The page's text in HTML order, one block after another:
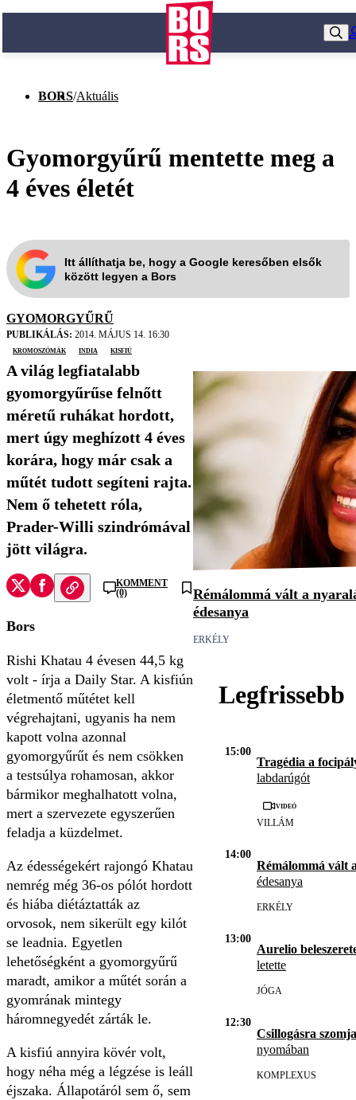
BORS/Aktuális
Gyomorgyűrű mentette meg a
4 éves életét
Itt állíthatja be, hogy a Google keresőben elsők
között legyen a Bors
GYOMORGYŰRŰ
PUBLIKÁLÁS: 2014. MÁJUS 14. 16:30
kromoszómák
India kisfiú
A világ legfiatalabb
gyomorgyűrűse felnőtt
méretű ruhákat hordott,
mert úgy meghízott 4 éves
korára, hogy már csak a
műtét tudott segíteni rajta.
Nem ő tehetett róla,
Prader-Willi szindrómával
jött világra.
KOMMENT
(0)
Bors
Rishi Khatau 4 évesen 44,5 kg
volt - írja a Daily Star. A kisfiún
életmentő műtétet kell
végrehajtani, ugyanis ha nem
kapott volna azonnal
gyomorgyűrűt és nem csökken
a testsúlya rohamosan, akkor
bármikor meghalhatott volna,
mert a szervezete egyszerűen
feladja a küzdelmet.
Az édességekért rajongó Khatau
nemrég még 36-os pólót hordott
és hiába diétáztatták az
orvosok, nem sikerült egy kilót
se leadnia. Egyetlen
lehetőségként a gyomorgyűrű
maradt, amikor a műtét során a
gyomrának mintegy
háromnegyedét zárták le.
A kisfiú annyira kövér volt,
hogy néha még a légzése is leáll
éjszaka. Állapotáról sem ő, sem
Rémálommá vált a
édesanya
ERKÉLY
Legfrissebb
15:00
Tragédia a
labdarúgót
Videó
VILLÁM
14:00
Rémálommá vált
édesanya
ERKÉLY
13:00
Aurelio
letette
JÓGA
12:30
Csillogásra
nyomában
KOMPLEXUS